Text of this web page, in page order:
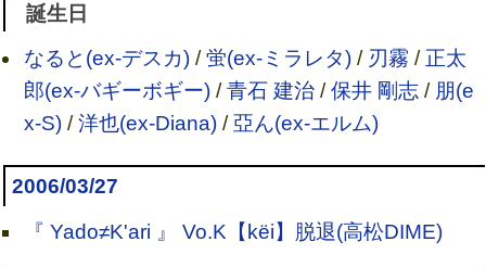
誕生日
なると(ex-デスカ)/蛍(ex-ミラレタ)/ 刃霧 / 正太
郎(ex-バギーボギー)/青石 建治/保井 剛志/ 朋(e
x-S)/洋也(ex-Diana)/亞ん(ex-エルム)
2006/03/27
『 Yado≠K'ari 』 Vo.K【kёi】脱退(高松DIME)